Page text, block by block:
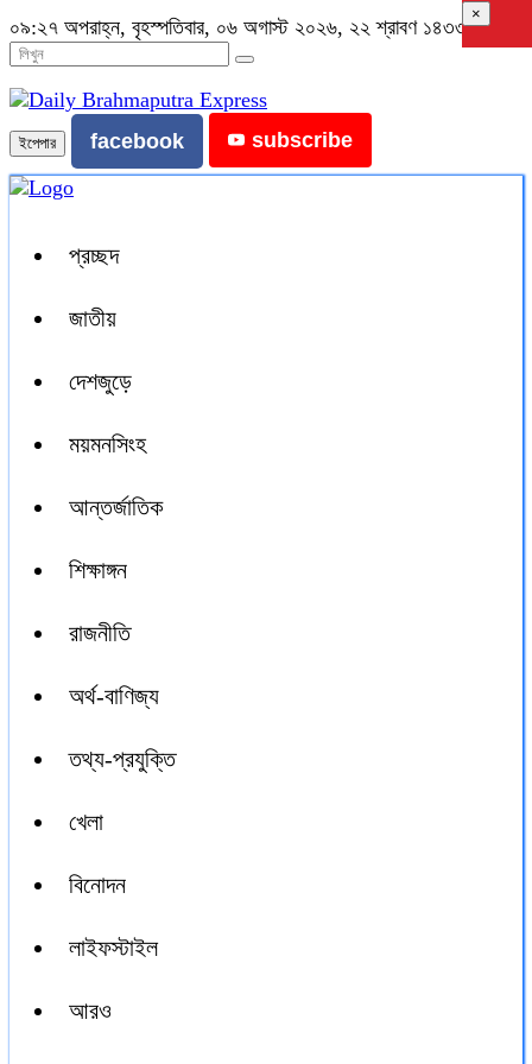
০৯:২৭ অপরাহ্ন, বৃহস্পতিবার, ০৬ অগাস্ট ২০২৬, ২২ শ্রাবণ ১৪৩৩ বঙ্গাব্দ
ইপেপার facebook subscribe
প্রচ্ছদ
জাতীয়
দেশজুড়ে
ময়মনসিংহ
আন্তর্জাতিক
শিক্ষাঙ্গন
রাজনীতি
অর্থ-বাণিজ্য
তথ্য-প্রযুক্তি
খেলা
বিনোদন
লাইফস্টাইল
আরও
×